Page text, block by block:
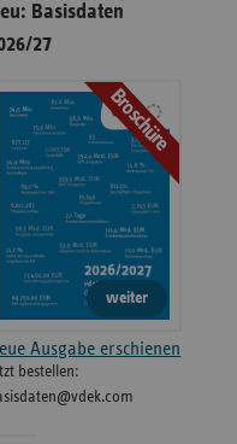
Basisdaten
27
Broschüre
weiter
Ausgabe erschienen
bestellen: